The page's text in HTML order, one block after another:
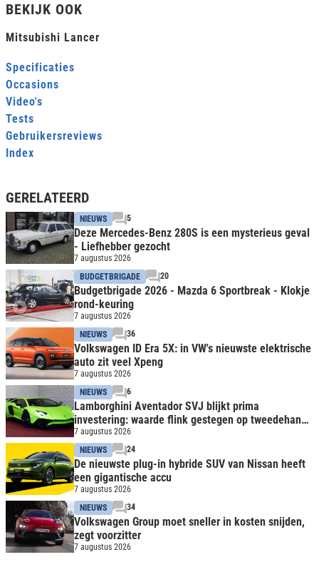
BEKIJK OOK
Mitsubishi Lancer
Specificaties
Occasions
Video's
Tests
Gebruikersreviews
Index
GERELATEERD
NIEUWS 5
Deze Mercedes-Benz 280S is een mysterieus geval
- Liefhebber gezocht
7 augustus 2026
BUDGETBRIGADE
20
Budgetbrigade 2026 - Mazda 6 Sportbreak - Klokje
rond-keuring
7 augustus 2026
NIEUWS
36
Volkswagen ID Era 5X: in VW's nieuwste elektrische
auto zit veel Xpeng
7 augustus 2026
NIEUWS
6
Lamborghini Aventador SVJ blijkt prima
investering: waarde flink gestegen op tweedehands
markt
7 augustus 2026
NIEUWS
24
De nieuwste plug-in hybride SUV van Nissan heeft
een gigantische accu
7 augustus 2026
NIEUWS
34
Volkswagen Group moet sneller in kosten snijden,
zegt voorzitter
7 augustus 2026